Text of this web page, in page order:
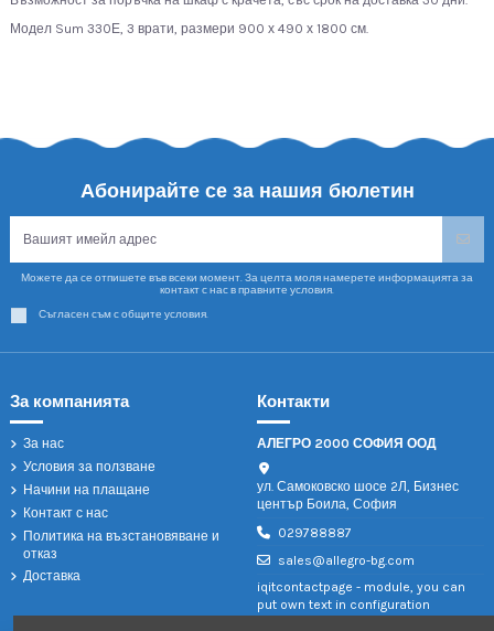
Модел Sum 330Е, 3 врати, размери 900 х 490 х 1800 см.
Абонирайте се за нашия бюлетин
Можете да се отпишете във всеки момент. За целта моля намерете информацията за
контакт с нас в правните условия.
Съгласен съм с общите условия.
За компанията
За нас
Условия за ползване
Начини на плащане
Контакт с нас
Политика на възстановяване и
отказ
Доставка
Контакти
АЛЕГРО 2000 СОФИЯ ООД
ул. Самоковско шосе 2Л, Бизнес
център Боила, София
029788887
sales@allegro-bg.com
iqitcontactpage - module, you can
put own text in configuration